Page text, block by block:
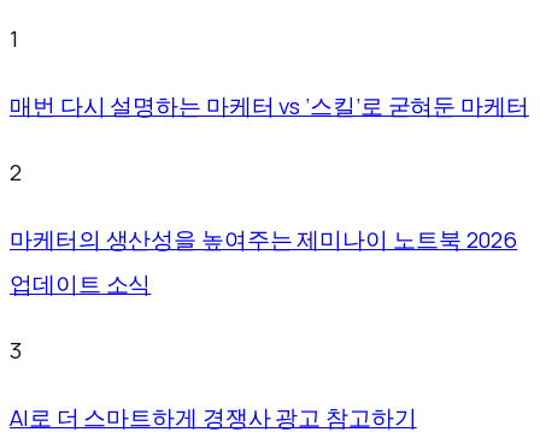
1
매번 다시 설명하는 마케터 vs ‘스킬’로 굳혀둔 마케터
2
마케터의 생산성을 높여주는 제미나이 노트북 2026
업데이트 소식
3
AI로 더 스마트하게 경쟁사 광고 참고하기